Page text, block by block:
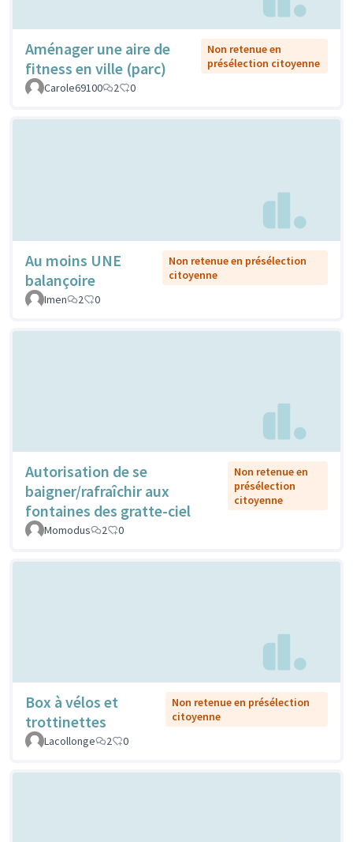
Aménager une aire de
fitness en ville (parc)
Non retenue en
présélection citoyenne
Carole69100
2 0
Au moins UNE
balançoire
Non retenue en présélection
citoyenne
Imen
2 0
Autorisation de se
baigner/rafraîchir aux
fontaines des gratte-ciel
Non retenue en
présélection
citoyenne
Momodus 2 0
Box à vélos et
trottinettes
Non retenue en présélection
citoyenne
Lacollonge
2 0